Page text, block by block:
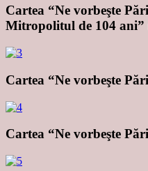
Cartea “Ne vorbeşte
Mitropolitul de 104
Cartea “Ne vorbeşte
Cartea “Ne vorbeşte